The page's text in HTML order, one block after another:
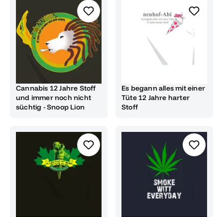
Cannabis 12 Jahre Stoff
und immer noch nicht
süchtig - Snoop Lion
Es begann alles mit einer
Tüte 12 Jahre harter
Stoff